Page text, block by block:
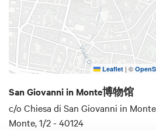
Leaflet | ©
San Giovanni in Monte博物馆
c/o Chiesa di San Giovanni in
Monte, 1/2 - 40124